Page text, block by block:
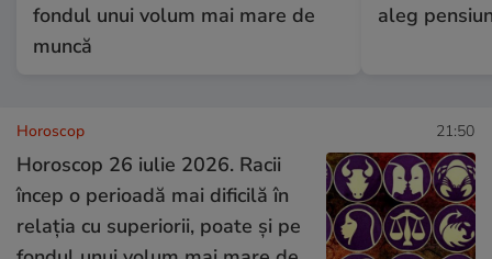
fondul unui volum mai mare de
muncă
aleg
Horoscop 21:50
Horoscop 26 iulie 2026. Racii
încep o perioadă mai dificilă în
relația cu superiorii, poate și pe